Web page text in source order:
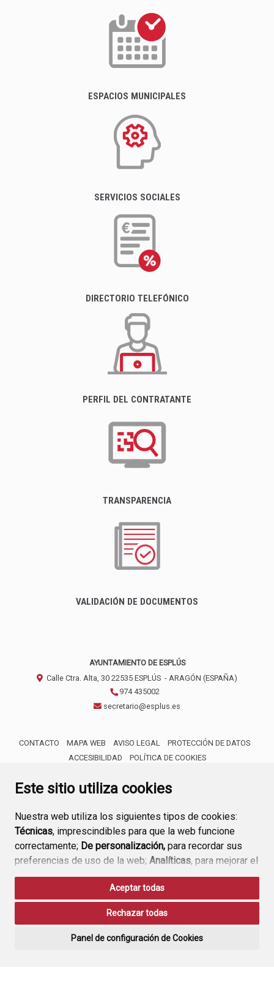
Este sitio utiliza cookies
Nuestra web utiliza los siguientes tipos de cookies:
Técnicas, imprescindibles para que la web funcione
correctamente; De personalización, para recordar sus
preferencias de uso de la web; Analíticas, para mejorar el
funcionamiento de la web y sus servicios.
Si acepta pulsando el botón“Aceptar todas”
consideramos que acepta su uso. Si pulsa el botón
ninguna acción, se guardarán las cookies técnicas
Aceptar todas
Rechazar todas
Panel de configuración de Cookies
ESPACIOS MUNICIPALES
SERVICIOS SOCIALES
DIRECTORIO TELEFÓNICO
PERFIL DEL CONTRATANTE
TRANSPARENCIA
VALIDACIÓN DE DOCUMENTOS
AYUNTAMIENTO DE ESPLÚS
Calle Ctra. Alta, 30 22535 ESPLÚS - ARAGÓN (ESPAÑA)
974 435002
secretario@esplus.es
CONTACTO MAPA WEB AVISO LEGAL
PROTECCIÓN DE DATOS
ACCESIBILIDAD
POLÍTICA DE COOKIES